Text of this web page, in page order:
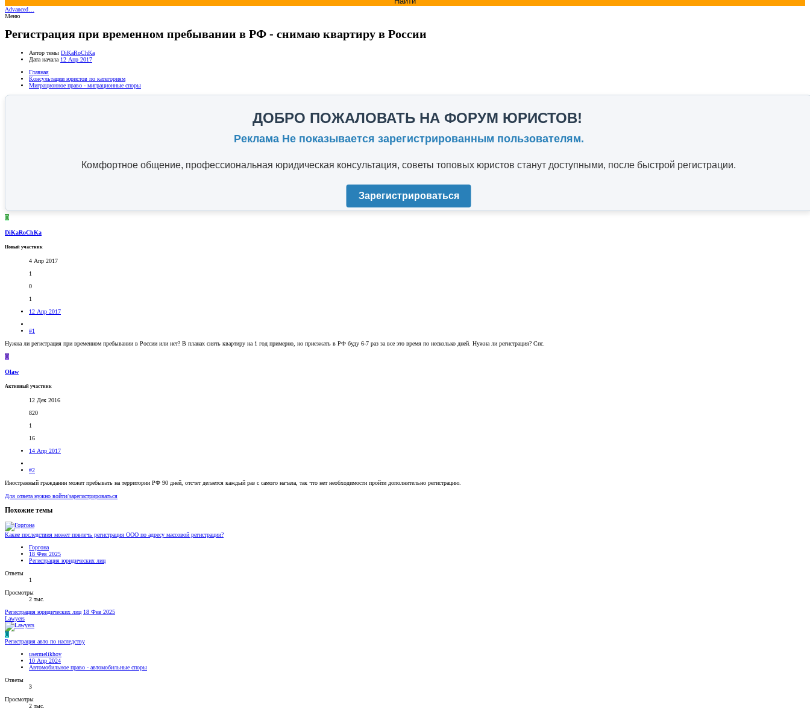
Advanced…
Меню
Регистрация при временном пребывании в РФ - снимаю квартиру в России
Автор темы DiKaRoChKa
Дата начала 12 Апр 2017
Главная
Консультации юристов по категориям
Миграционное право - миграционные споры
ДОБРО ПОЖАЛОВАТЬ НА ФОРУМ ЮРИСТОВ!
Реклама Не показывается зарегистрированным пользователям.
Комфортное общение, профессиональная юридическая консультация, советы топовых юристов станут доступными, после быстрой регистрации.
Зарегистрироваться
D
DiKaRoChKa
Новый участник
4 Апр 2017
1
0
1
12 Апр 2017
#1
Нужна ли регистрация при временном пребывании в России или нет? В планах снять квартиру на 1 год примерно, но приезжать в РФ буду 6-7 раз за все это время по несколько дней. Нужна ли регистрация? Спс.
O
Olaw
Активный участник
12 Дек 2016
820
1
16
14 Апр 2017
#2
Иностранный гражданин может пребывать на территории РФ 90 дней, отсчет делается каждый раз с самого начала, так что нет необходимости пройти дополнительно регистрацию.
Для ответа нужно войти/зарегистрироваться
Похожие темы
Какие последствия может повлечь регистрация ООО по адресу массовой регистрации?
Горгона
18 Фев 2025
Регистрация юридических лиц
Ответы
1
Просмотры
2 тыс.
Регистрация юридических лиц 18 Фев 2025
Lawyers
U
Регистрация авто по наследству
usermelikhov
10 Апр 2024
Автомобильное право - автомобильные споры
Ответы
3
Просмотры
2 тыс.